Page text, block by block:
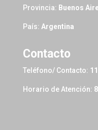
Provincia: Buenos
País: Argentina
Contacto
Teléfono/ Contacto:
Horario de Atención: